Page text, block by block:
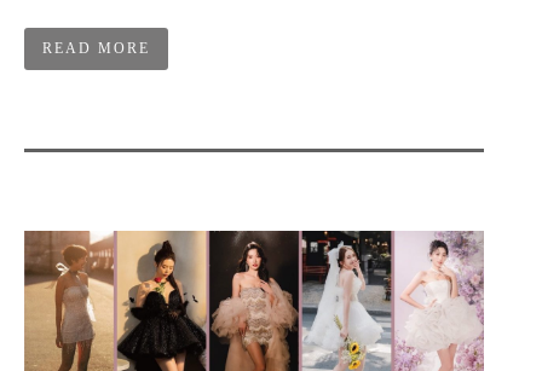
READ MORE